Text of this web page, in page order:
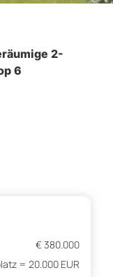
2-
6
€ 380.000
= 20.000 EUR